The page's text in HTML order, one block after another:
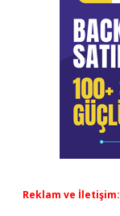
Reklam ve İletişim: